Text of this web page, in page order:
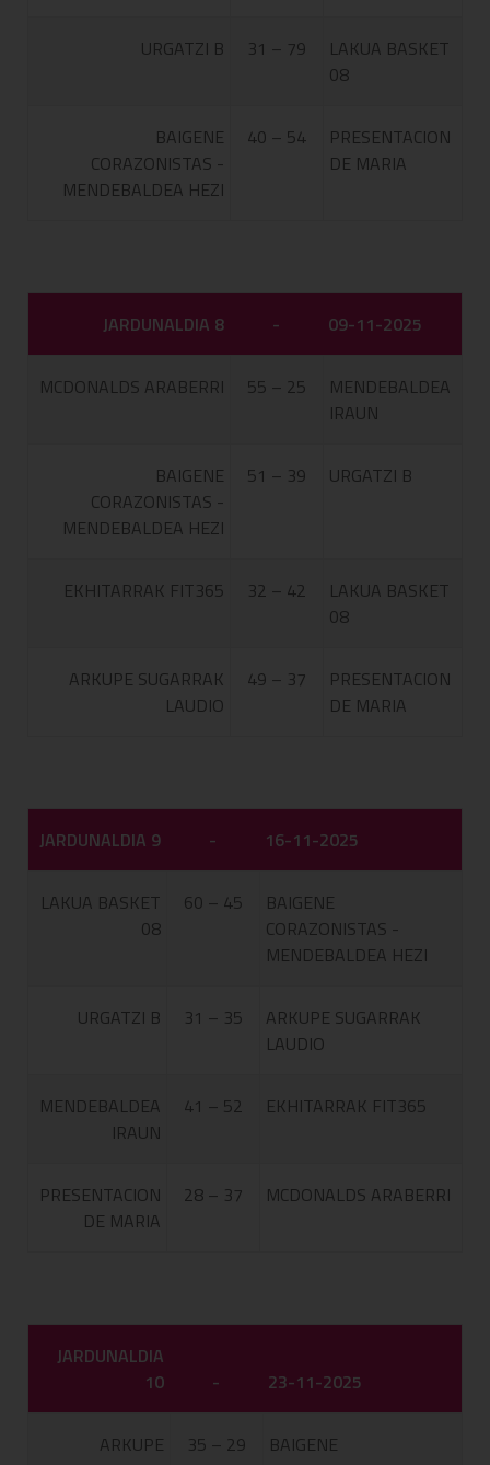
URGATZI B 31 – 79
LAKUA BASKET
08
BAIGENE
CORAZONISTAS -
MENDEBALDEA HEZI
40 – 54
PRESENTACION
DE MARIA
JARDUNALDIA 8 - 09-11-2025
MCDONALDS ARABERRI 55 – 25
MENDEBALDEA
IRAUN
BAIGENE
CORAZONISTAS -
MENDEBALDEA HEZI
51 – 39 URGATZI B
EKHITARRAK FIT365 32 – 42
LAKUA BASKET
08
ARKUPE SUGARRAK
LAUDIO
49 – 37
PRESENTACION
DE MARIA
JARDUNALDIA 9 - 16-11-2025
LAKUA BASKET
08
60 – 45
BAIGENE
CORAZONISTAS -
MENDEBALDEA HEZI
URGATZI B 31 – 35
ARKUPE SUGARRAK
LAUDIO
MENDEBALDEA
IRAUN
41 – 52 EKHITARRAK FIT365
PRESENTACION
DE MARIA
28 – 37 MCDONALDS ARABERRI
JARDUNALDIA
10
- 23-11-2025
ARKUPE
35 – 29
BAIGENE